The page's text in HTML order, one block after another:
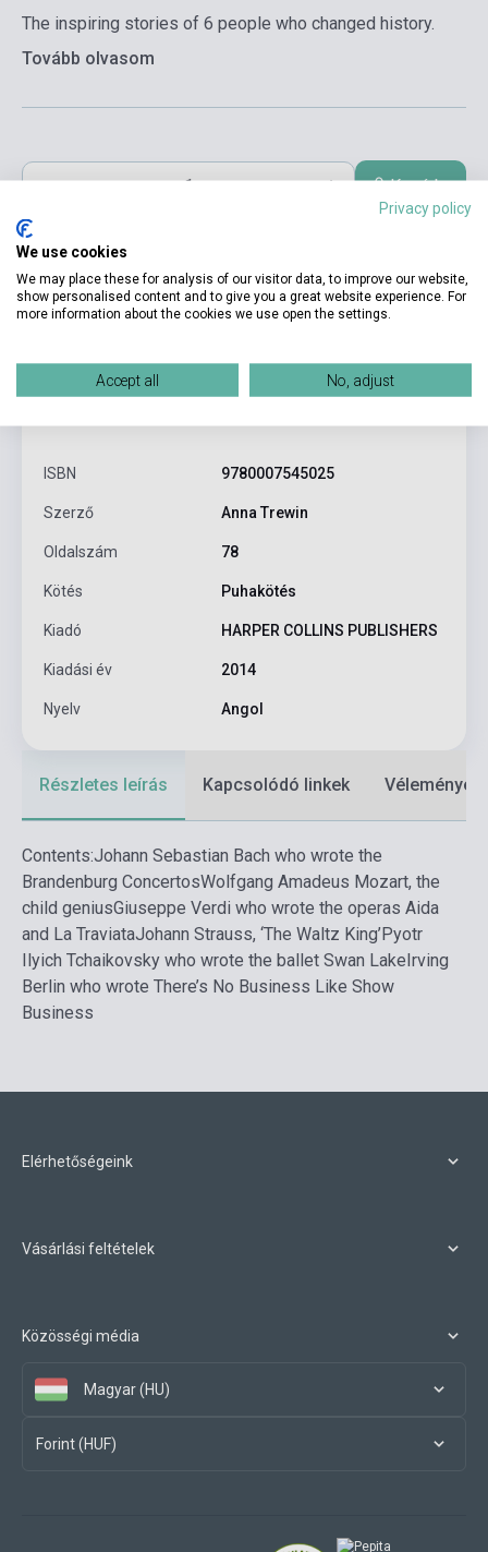
The inspiring stories of 6 people who changed history.
Tovább olvasom
Kosárba
Termékjellemzők
ISBN 9780007545025
Szerző Anna Trewin
Oldalszám 78
Kötés Puhakötés
Kiadó HARPER COLLINS PUBLISHERS
Kiadási év 2014
Nyelv Angol
Részletes leírás Kapcsolódó linkek Vélemények
Contents:Johann Sebastian Bach who wrote the
Brandenburg ConcertosWolfgang Amadeus Mozart, the
child geniusGiuseppe Verdi who wrote the operas Aida
and La TraviataJohann Strauss, ‘The Waltz King’Pyotr
Ilyich Tchaikovsky who wrote the ballet Swan LakeIrving
Berlin who wrote There’s No Business Like Show
Business
Elérhetőségeink
Vásárlási feltételek
Közösségi média
Magyar (HU)
Forint (HUF)
Privacy policy
We use cookies
We may place these for analysis of our visitor data, to improve our website,
show personalised content and to give you a great website experience. For
more information about the cookies we use open the settings.
Accept all No, adjust